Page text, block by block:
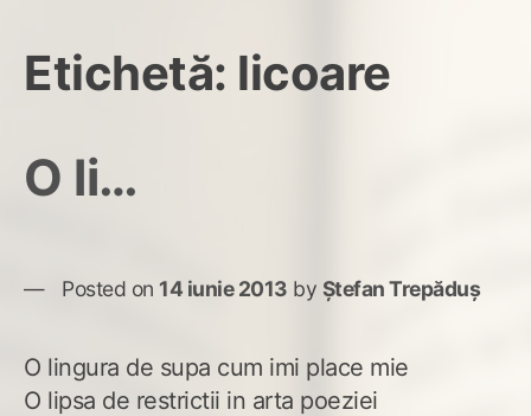
Etichetă: licoare
O li…
Posted on 14 iunie 2013 by Ștefan Trepăduș
O lingura de supa cum imi place mie
O lipsa de restrictii in arta poeziei